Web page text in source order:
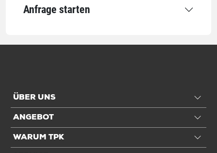
Anwendung
Einheiten
Einheiten
Anfrage starten
ÜBER UNS
ANGEBOT
WARUM TPK